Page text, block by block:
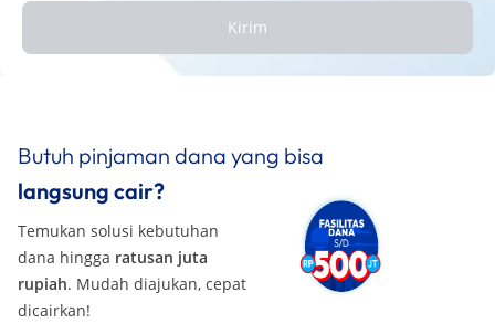
Kirim
Butuh pinjaman dana yang bisa
langsung cair?
Temukan solusi kebutuhan
dana hingga ratusan juta
rupiah. Mudah diajukan, cepat
dicairkan!